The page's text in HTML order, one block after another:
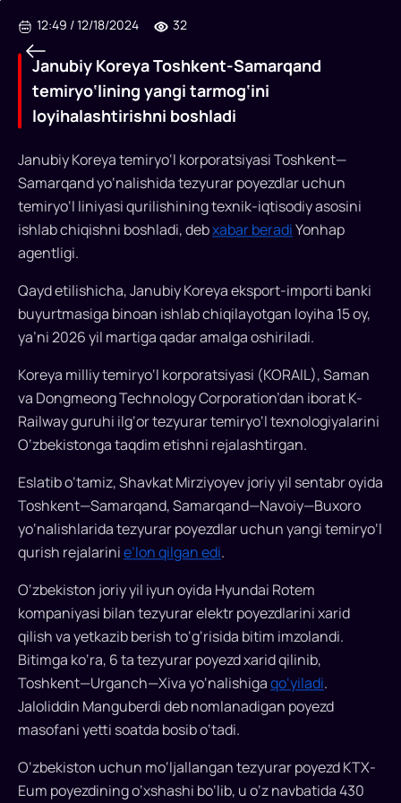
Janubiy
Koreya
Toshkent-
Samarqand
temiryo‘lining
yangi
tarmog‘ini
loyihalashtirishni
boshladi
Janubiy
temiryo‘l
korporatsiyasi
Toshkent-
Samarqand
tezyurar
poyezdlar
uchun
temiryo‘l
liniyasi
qurilishining
texnik-
asosini
ishlab
12:49 /12/18/2024 32
Janubiy Koreya Toshkent-Samarqand
temiryo‘lining yangi tarmog‘ini
loyihalashtirishni boshladi
Janubiy Koreya temiryo‘l korporatsiyasi Toshkent—
Samarqand yo‘nalishida tezyurar poyezdlar uchun
temiryo‘l liniyasi qurilishining texnik-iqtisodiy asosini
ishlab chiqishni boshladi, debxabar beradiYonhap
agentligi.
Qayd etilishicha, Janubiy Koreya eksport-importi banki
buyurtmasiga binoan ishlab chiqilayotgan loyiha 15 oy,
ya’ni 2026 yil martiga qadar amalga oshiriladi.
Koreya milliy temiryo‘l korporatsiyasi (KORAIL), Saman
va Dongmeong Technology Corporation’dan iborat K-
Railway guruhi ilg‘or tezyurar temiryo‘l texnologiyalarini
O‘zbekistonga taqdim etishni rejalashtirgan.
Eslatib o‘tamiz, Shavkat Mirziyoyev joriy yil sentabr oyida
Toshkent—Samarqand, Samarqand—Navoiy—Buxoro
yo‘nalishlarida tezyurar poyezdlar uchun yangi temiryo‘l
qurish rejalarinie’lon qilgan edi.
O‘zbekiston joriy yil iyun oyida Hyundai Rotem
kompaniyasi bilan tezyurar elektr poyezdlarini xarid
qilish va yetkazib berish to‘g‘risida bitim imzolandi.
Bitimga ko‘ra, 6 ta tezyurar poyezd xarid qilinib,
Toshkent—Urganch—Xiva yo‘nalishigaqo‘yiladi.
Jaloliddin Manguberdi deb nomlanadigan poyezd
masofani yetti soatda bosib o‘tadi.
O‘zbekiston uchun mo‘ljallangan tezyurar poyezd KTX-
Eum poyezdining o‘xshashi bo‘lib, u o‘z navbatida 430